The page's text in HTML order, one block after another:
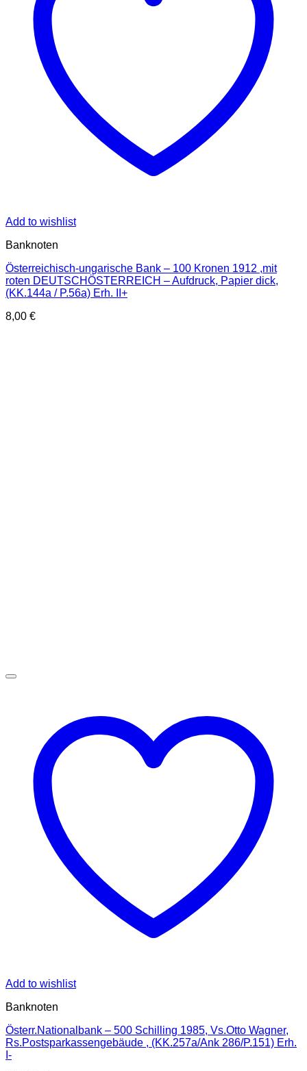
Add to wishlist
Banknoten
Österreichisch-ungarische Bank – 100 Kronen 1912 ,mit
roten DEUTSCHÖSTERREICH – Aufdruck, Papier dick,
(KK.144a / P.56a) Erh. II+
8,00 €
Add to wishlist
Banknoten
Österr.Nationalbank – 500 Schilling 1985, Vs.Otto Wagner,
Rs.Postsparkassengebäude , (KK.257a/Ank 286/P.151) Erh.
I-